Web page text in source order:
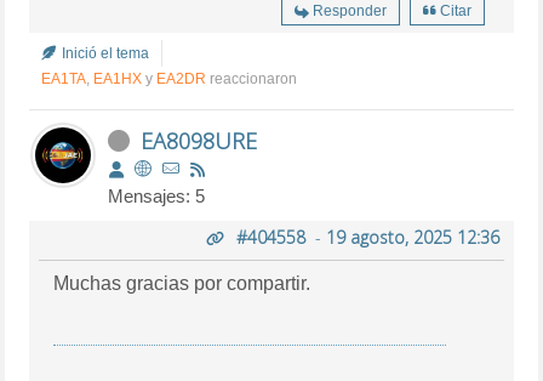
Responder Citar
Inició el tema
EA1TA, EA1HX y EA2DR reaccionaron
EA8098URE
Mensajes: 5
#404558- 19 agosto, 2025 12:36
Muchas gracias por compartir.